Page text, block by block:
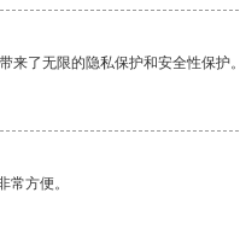
来了无限的隐私保护和安全性保护
常方便。